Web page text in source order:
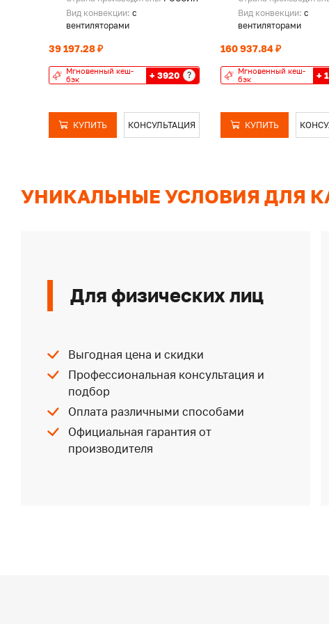
Вид конвекции: с
вентиляторами
39 197.28 ₽
Мгновенный кеш-
бэк
+ 3920 ?
КУПИТЬ КОНСУЛЬТАЦИЯ
Вид конвекции: с
вентиляторами
160 937.84 ₽
Мгновенный кеш-
бэк
+
КУПИТЬ
УНИКАЛЬНЫЕ УСЛОВИЯ ДЛЯ
Для физических лиц
Выгодная цена и скидки
Профессиональная консультация и
подбор
Оплата различными способами
Официальная гарантия от
производителя